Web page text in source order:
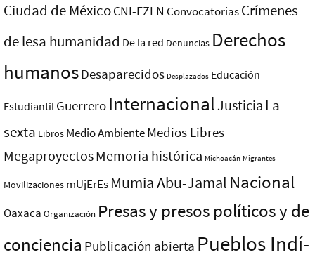
Ciudad de MéxicoCNI-EZLN ConvocatoriasCrímenes
de lesa humanidad De la red Denuncias Derechos
humanosDesaparecidos Desplazados Educación
Estudiantil Guerrero InternacionalJusticia La
sexta Libros Medio AmbienteMedios Libres
MegaproyectosMemoria histórica Michoacán Migrantes
Movilizaciones mUjErEs Mumia Abu-Jamal Nacional
Oaxaca Organización Presas y presos polí­ticos y de
conciencia Publicación abierta Pueblos Indí­